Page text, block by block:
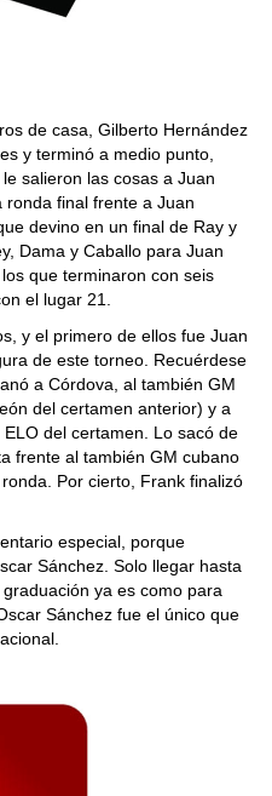
de casa, Gilberto Hernández
y terminó a medio punto,
salieron las cosas a Juan
final frente a Juan
devino en un final de Ray y
Dama y Caballo para Juan
que terminaron con seis
el lugar 21.
y el primero de ellos fue Juan
de este torneo. Recuérdese
a Córdova, al también GM
del certamen anterior) y a
del certamen. Lo sacó de
frente al también GM cubano
Por cierto, Frank finalizó
especial, porque
Sánchez. Solo llegar hasta
ya es como para
Sánchez fue el único que